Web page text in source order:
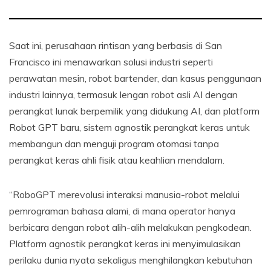
Saat ini, perusahaan rintisan yang berbasis di San
Francisco ini menawarkan solusi industri seperti
perawatan mesin, robot bartender, dan kasus penggunaan
industri lainnya, termasuk lengan robot asli AI dengan
perangkat lunak berpemilik yang didukung AI, dan platform
Robot GPT baru, sistem agnostik perangkat keras untuk
membangun dan menguji program otomasi tanpa
perangkat keras ahli fisik atau keahlian mendalam.
“RoboGPT merevolusi interaksi manusia-robot melalui
pemrograman bahasa alami, di mana operator hanya
berbicara dengan robot alih-alih melakukan pengkodean.
Platform agnostik perangkat keras ini menyimulasikan
perilaku dunia nyata sekaligus menghilangkan kebutuhan